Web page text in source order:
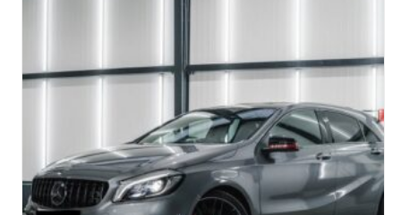
be
chosen
on
the
product
page